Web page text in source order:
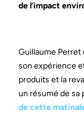
de l’impact
Guillaume Perret
son expérience
produits et la
un résumé de sa
de cette